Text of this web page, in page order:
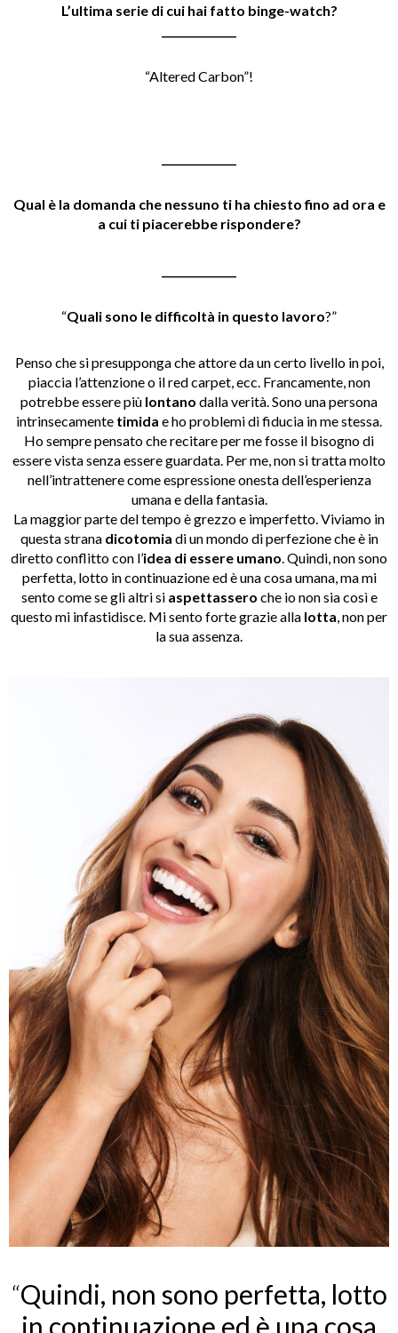
L’ultima serie di cui hai fatto binge-watch?
“Altered Carbon”!
Qual è la domanda che nessuno ti ha chiesto fino ad ora e
a cui ti piacerebbe rispondere?
“Quali sono le difficoltà in questo lavoro?”
Penso che si presupponga che attore da un certo livello in poi,
piaccia l’attenzione o il red carpet, ecc. Francamente, non
potrebbe essere più lontano dalla verità. Sono una persona
intrinsecamente timida e ho problemi di fiducia in me stessa.
Ho sempre pensato che recitare per me fosse il bisogno di
essere vista senza essere guardata. Per me, non si tratta molto
nell’intrattenere come espressione onesta dell’esperienza
umana e della fantasia.
La maggior parte del tempo è grezzo e imperfetto. Viviamo in
questa strana dicotomia di un mondo di perfezione che è in
diretto conflitto con l’idea di essere umano . Quindi, non sono
perfetta, lotto in continuazione ed è una cosa umana, ma mi
sento come se gli altri si aspettassero che io non sia così e
questo mi infastidisce. Mi sento forte grazie alla lotta , non per
la sua assenza.
“Quindi, non sono perfetta, lotto
in continuazione ed è una cosa